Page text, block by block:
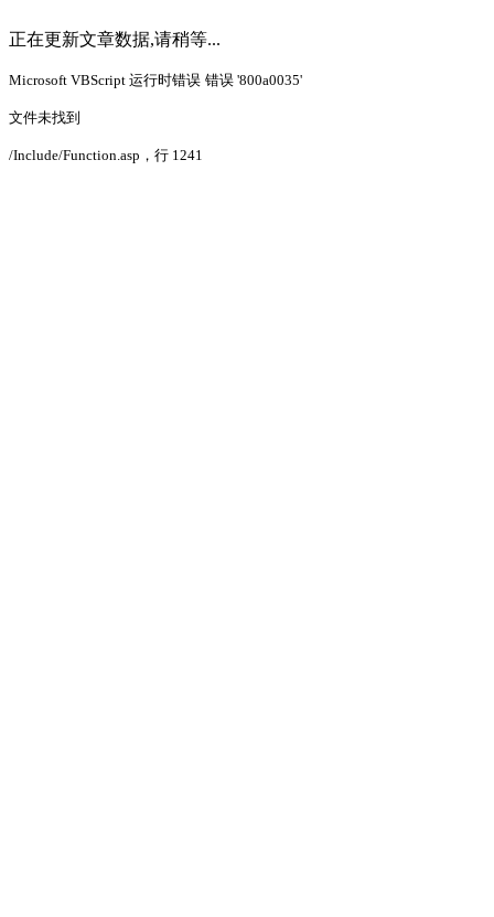
正在更新文章数据,请稍等...
Microsoft VBScript 运行时错误 错误 '800a0035'
文件未找到
/Include/Function.asp ，行 1241